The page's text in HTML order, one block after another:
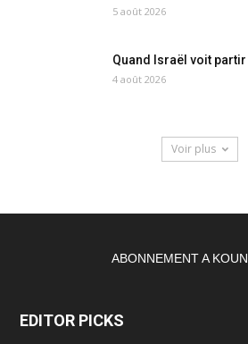
5 août 2026
Quand Israël voit
4 août 2026
Voir plus
ABONNEMENT A
EDITOR PICKS